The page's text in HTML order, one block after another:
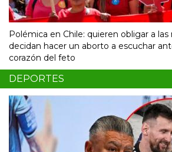
Polémica en Chile: quieren obligar a
decidan hacer un aborto a escuchar
corazón del feto
DEPORTES